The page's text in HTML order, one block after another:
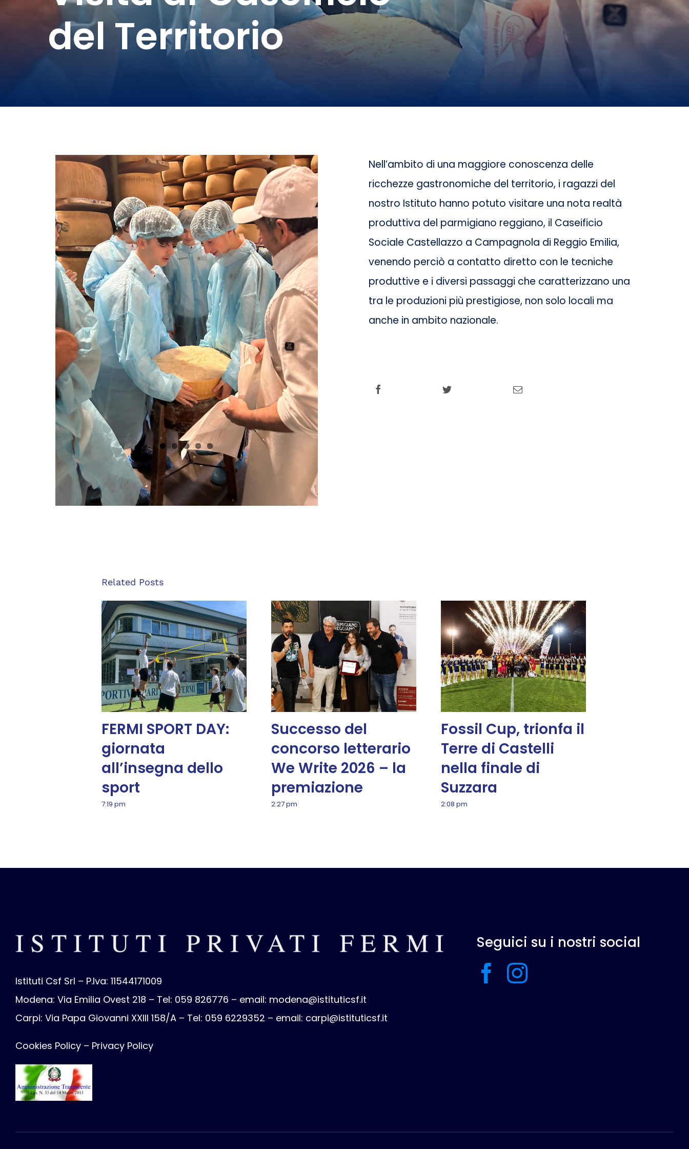
del Territorio
Nell’ambito di una maggiore conoscenza delle
ricchezze gastronomiche del territorio, i ragazzi del
nostro Istituto hanno potuto visitare una nota realtà
produttiva del parmigiano reggiano, il Caseificio
Sociale Castellazzo a Campagnola di Reggio Emilia,
venendo perciò a contatto diretto con le tecniche
produttive e i diversi passaggi che caratterizzano una
tra le produzioni più prestigiose, non solo locali ma
anche in ambito nazionale.
Related Posts
FERMI SPORT DAY:
giornata
all’insegna dello
sport
7:19 pm
Successo del
concorso letterario
We Write 2026 – la
premiazione
2:27 pm
Fossil Cup, trionfa il
Terre di Castelli
nella finale di
Suzzara
2:08 pm
Istituti Csf Srl – P.Iva: 11544171009
Modena: Via Emilia Ovest 218 – Tel: 059 826776 – email: modena@istituticsf.it
Carpi: Via Papa Giovanni XXIII 158/A – Tel: 059 6229352 – email: carpi@istituticsf.it
Cookies Policy– Privacy Policy
Seguici su i nostri social